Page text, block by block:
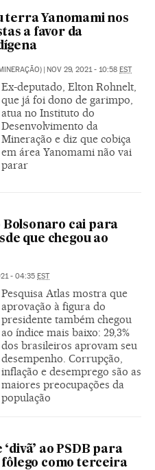
terra Yanomami nos
a favor da
| NOV 29, 2021 - 10:58 EST
Ex-deputado, Elton Rohnelt,
que já foi dono de garimpo,
atua no Instituto do
Desenvolvimento da
Mineração e diz que cobiça
em área Yanomami não vai
parar
Bolsonaro cai para
que chegou ao
- 04:35 EST
Pesquisa Atlas mostra que
aprovação à figura do
presidente também chegou
ao índice mais baixo: 29,3%
dos brasileiros aprovam seu
desempenho. Corrupção,
inflação e desemprego são as
maiores preocupações da
população
ao PSDB para
como terceira